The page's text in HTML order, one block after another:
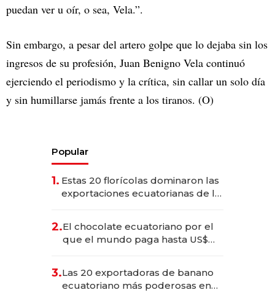
puedan ver u oír, o sea, Vela.”.
Sin embargo, a pesar del artero golpe que lo dejaba sin los
ingresos de su profesión, Juan Benigno Vela continuó
ejerciendo el periodismo y la crítica, sin callar un solo día
y sin humillarse jamás frente a los tiranos. (O)
Popular
1. Estas 20 florícolas dominaron las
exportaciones ecuatorianas de la
2.El chocolate ecuatoriano por el
que el mundo paga hasta US$
3.Las 20 exportadoras de banano
ecuatoriano más poderosas en